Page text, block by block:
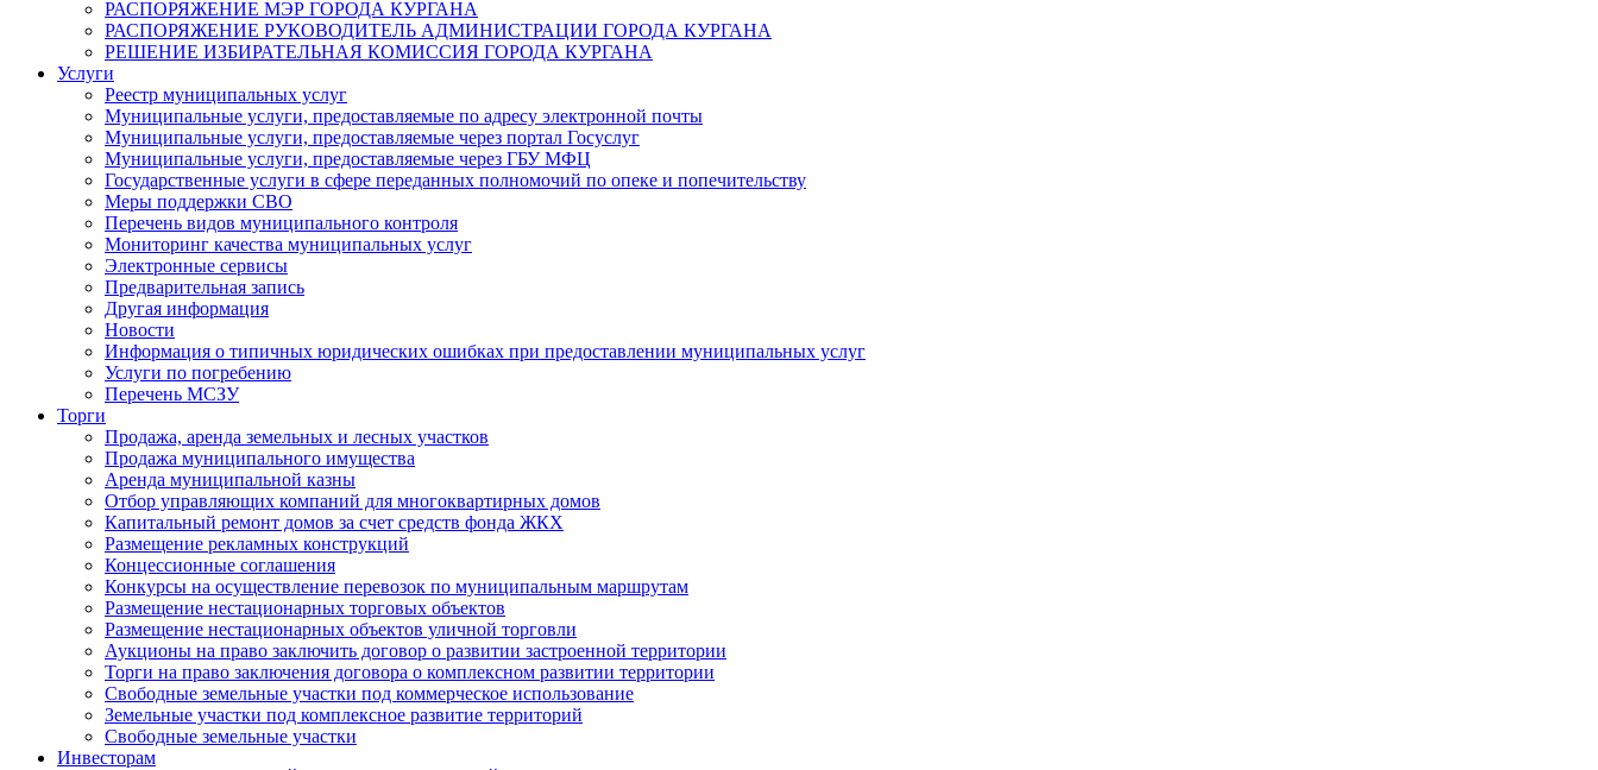
РАСПОРЯЖЕНИЕ МЭР ГОРОДА КУРГАНА
РАСПОРЯЖЕНИЕ РУКОВОДИТЕЛЬ АДМИНИСТРАЦИИ ГОРОДА КУРГАНА
РЕШЕНИЕ ИЗБИРАТЕЛЬНАЯ КОМИССИЯ ГОРОДА КУРГАНА
Услуги
Реестр муниципальных услуг
Муниципальные услуги, предоставляемые по адресу электронной почты
Муниципальные услуги, предоставляемые через портал Госуслуг
Муниципальные услуги, предоставляемые через ГБУ МФЦ
Государственные услуги в сфере переданных полномочий по опеке и попечительству
Меры поддержки СВО
Перечень видов муниципального контроля
Мониторинг качества муниципальных услуг
Электронные сервисы
Предварительная запись
Другая информация
Новости
Информация о типичных юридических ошибках при предоставлении муниципальных услуг
Услуги по погребению
Перечень МСЗУ
Торги
Продажа, аренда земельных и лесных участков
Продажа муниципального имущества
Аренда муниципальной казны
Отбор управляющих компаний для многоквартирных домов
Капитальный ремонт домов за счет средств фонда ЖКХ
Размещение рекламных конструкций
Концессионные соглашения
Конкурсы на осуществление перевозок по муниципальным маршрутам
Размещение нестационарных торговых объектов
Размещение нестационарных объектов уличной торговли
Аукционы на право заключить договор о развитии застроенной территории
Торги на право заключения договора о комплексном развитии территории
Свободные земельные участки под коммерческое использование
Земельные участки под комплексное развитие территорий
Свободные земельные участки
Инвесторам